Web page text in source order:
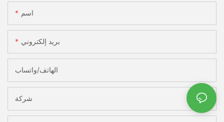
اسم
بريد إلكتروني
الهاتف/واتساب
شركة